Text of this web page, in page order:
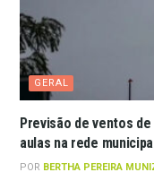
GERAL
Previsão de ventos
aulas na rede
POR BERTHA PEREIRA